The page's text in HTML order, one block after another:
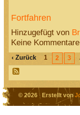
Fortfahren
Hinzugefügt von
Keine Kommentare
‹ Zurück 1 2 3
© 2026 Erstellt von